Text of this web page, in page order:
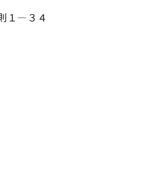
１―３４